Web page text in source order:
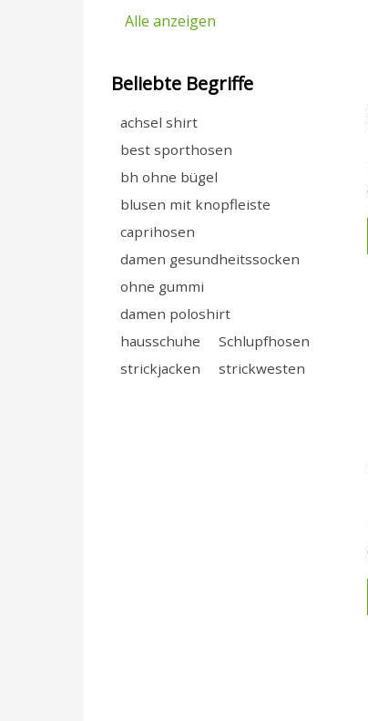
Alle anzeigen
Beliebte Begriffe
achsel shirt
best sporthosen
bh ohne bügel
blusen mit knopfleiste
caprihosen
damen gesundheitssocken
ohne gummi
damen poloshirt
hausschuhe
Schlupfhosen
strickjacken
strickwesten